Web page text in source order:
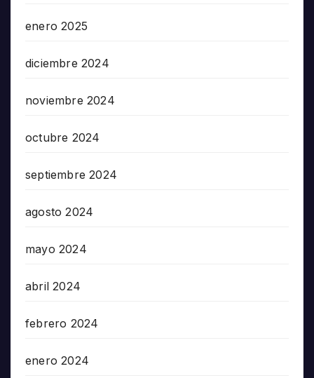
enero 2025
diciembre 2024
noviembre 2024
octubre 2024
septiembre 2024
agosto 2024
mayo 2024
abril 2024
febrero 2024
enero 2024